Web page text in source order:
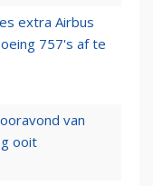
extra Airbus
757's af te
van
ooit